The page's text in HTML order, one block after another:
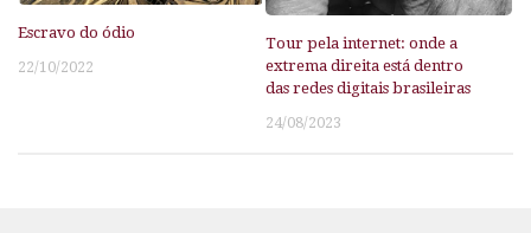
Escravo do ódio
22/10/2022
Tour pela internet: onde a
extrema direita está dentro
das redes digitais brasileiras
24/08/2023